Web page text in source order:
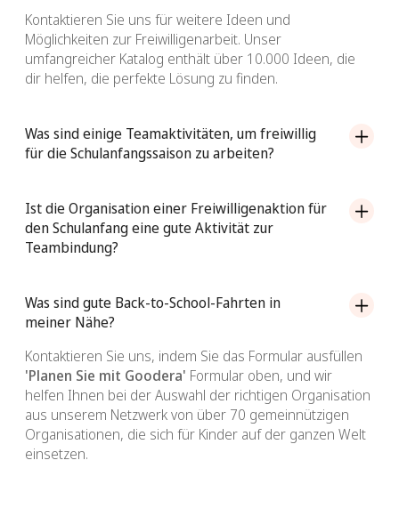
Kontaktieren Sie uns für weitere Ideen und
Möglichkeiten zur Freiwilligenarbeit. Unser
umfangreicher Katalog enthält über 10.000 Ideen, die
dir helfen, die perfekte Lösung zu finden.
Was sind einige Teamaktivitäten, um freiwillig
für die Schulanfangssaison zu arbeiten?
Freiwillige zum Schulanfang an, um Teams
einzubeziehen und die Wirkung zu maximieren. Zu den
beliebten Aktivitäten unserer Kundenpartner gehören:
Dekorationsprojekte und Wandbilder für Schulen
Antrieb und Montage des Bausatzes für den
Schulanfang
STEAM-Lernpakete (Wissenschaft, Technik,
Ingenieurwesen, Kunst, Mathematik)
Workshops zu Finanzwissen und Karrierefähigkeit
Ist die Organisation einer Freiwilligenaktion für
den Schulanfang eine gute Aktivität zur
Teambindung?
aus mehreren Gründen hervorragende Teamaktivitäten
sein:
Zweck und Bedeutung:Freiwilligenarbeit in Back-to-
School-Programmen ermöglicht es den Teams, zu
einer sinnvollen Sache beizutragen, die die Bildung
von Kindern unterstützt, was die Moral und
Zufriedenheit der Teammitglieder steigern kann.
Teambindung:
Was sind gute Back-to-School-Fahrten in
meiner Nähe?
Kontaktieren Sie uns, indem Sie das Formular ausfüllen
'Planen Sie mit Goodera' Formular oben, und wir
helfen Ihnen bei der Auswahl der richtigen Organisation
aus unserem Netzwerk von über 70 gemeinnützigen
Organisationen, die sich für Kinder auf der ganzen Welt
einsetzen.